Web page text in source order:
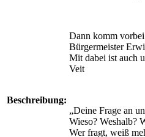
Beschreibung:
Dann komm
Bürgermeister
Mit dabei ist auch
Veit
„Deine Frage an
Wieso? Weshalb?
Wer fragt, weiß